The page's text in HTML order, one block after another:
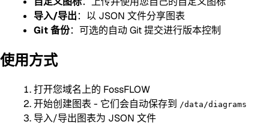
导入/导出：以 JSON 文件分享图表
Git 备份：可选的自动 Git 提交进行版本控制
使用方式
打开您域名上的 FossFLOW
开始创建图表 - 它们会自动保存到 /data/diagrams
导入/导出图表为 JSON 文件